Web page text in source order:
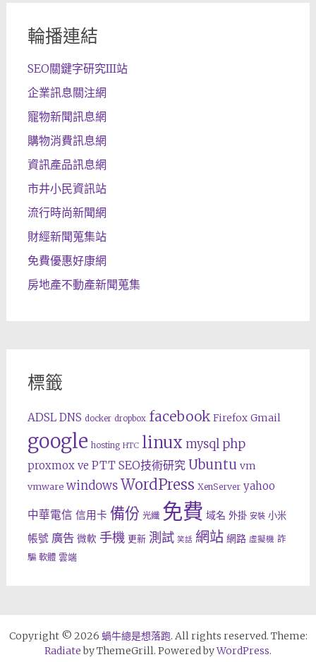
輪播連結
SEO關鍵字研究III站
企業訊息關注網
寵物新聞訊息網
購物消費訊息網
資訊產品訊息網
市井小民資訊站
流行時尚新聞網
財經新聞蒐集站
免費優惠好康網
房地產不動產新聞蒐集
標籤
ADSL DNS docker dropbox facebook Firefox Gmail
google hosting HTC linux mysql php
proxmox ve PTT SEO技術研究 Ubuntu vm
vmware windows WordPress XenServer yahoo
中華電信 信用卡 備份 光纖 免費 域名 外掛 安裝 小米
帳號 廣告 微軟 手機 更新 測試 笑話 網站 網路 虛擬機 詐
騙 軟體 雲端
Copyright © 2026 蝸牛總是想落跑. All rights reserved. Theme:
Radiateby ThemeGrill. Powered byWordPress.